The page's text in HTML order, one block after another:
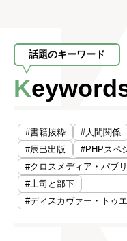
話題のキーワード
#書籍抜粋 #人間関係
#辰巳出版
#PHPスペ
#クロスメディア・パブ
#上司と部下
#ディスカヴァー・トゥ